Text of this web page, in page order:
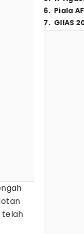
telah
6. Piala
7. GIIAS